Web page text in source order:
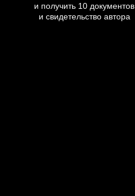
и получить 10 документов
и свидетельство автора